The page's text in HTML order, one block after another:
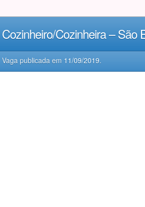
Cozinheiro/Cozinheira – São
Vaga publicada em 11/09/2019.